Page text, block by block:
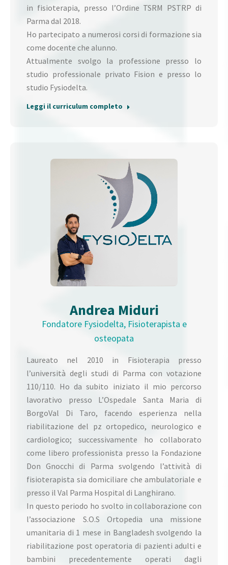
in fisioterapia, presso l’Ordine TSRM PSTRP di
Parma dal 2018.
Ho partecipato a numerosi corsi di formazione sia
come docente che alunno.
Attualmente svolgo la professione presso lo
studio professionale privato Fision e presso lo
studio Fysiodelta.
Leggi il curriculum completo
Andrea Miduri
Fondatore Fysiodelta, Fisioterapista e
osteopata
Laureato nel 2010 in Fisioterapia presso
l’università degli studi di Parma con votazione
110/110. Ho da subito iniziato il mio percorso
lavorativo presso L’Ospedale Santa Maria di
BorgoVal Di Taro, facendo esperienza nella
riabilitazione del pz ortopedico, neurologico e
cardiologico; successivamente ho collaborato
come libero professionista presso la Fondazione
Don Gnocchi di Parma svolgendo l’attività di
fisioterapista sia domiciliare che ambulatoriale e
presso il Val Parma Hospital di Langhirano.
In questo periodo ho svolto in collaborazione con
l’associazione S.O.S Ortopedia una missione
umanitaria di 1 mese in Bangladesh svolgendo la
riabilitazione post operatoria di pazienti adulti e
bambini precedentemente operati dagli